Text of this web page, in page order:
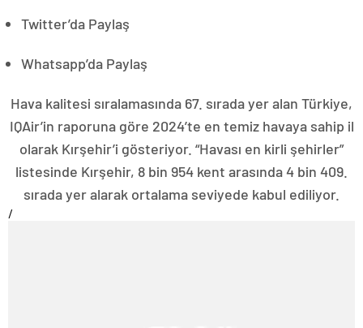
Twitter’da Paylaş
Whatsapp’da Paylaş
Hava kalitesi sıralamasında 67. sırada yer alan Türkiye,
IQAir’in raporuna göre 2024’te en temiz havaya sahip il
olarak Kırşehir’i gösteriyor. “Havası en kirli şehirler”
listesinde Kırşehir, 8 bin 954 kent arasında 4 bin 409.
sırada yer alarak ortalama seviyede kabul ediliyor.
/